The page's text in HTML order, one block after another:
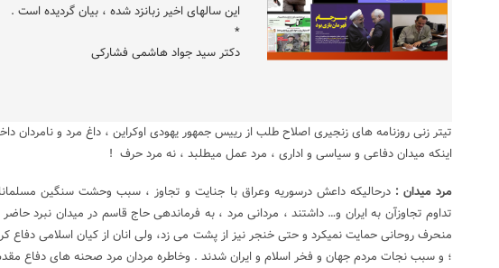
این سالهای اخیر زبانزد شده ، بیان گردیده است .
*
دکتر سید جواد هاشمی فشارکی
تیتر زنی روزنامه های زنجیری اصلاح طلب از رییس جمهور یهودی اوکراین ، داغ مرد و نامردان
اینکه میدان دفاعی و سیاسی و اداری ، مرد عمل میطلبد ، نه مرد حرف !
مرد میدان :درحالیکه داعش درسوریه وعراق با جنایت و تجاوز ، سبب وحشت سنگین
تداوم تجاوزآن به ایران و… داشتند ، مردانی مرد ، به فرماندهی حاج قاسم در میدان نبرد
منحرف روحانی حمایت نمیکرد و حتی خنجر نیز از پشت می زد، ولی انان از کیان اسلامی دفاع
؛ و سبب نجات مردم جهان و فخر اسلام و ایران شدند . وخاطره مردان مرد صحنه های دفاع